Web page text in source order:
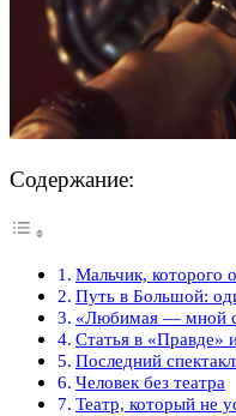
Содержание:
Мальчик, которого
Путь в Большой:
«Любимая — мной
Статья в «Правде»
Последний
Человек без театра
Театр, который не